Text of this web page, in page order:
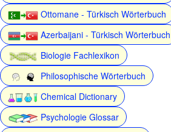
Ottomane - Türkisch Wörterbuch
Azerbaijani - Türkisch Wörterbuch
Biologie Fachlexikon
Philosophische Wörterbuch
Chemical Dictionary
Psychologie Glossar